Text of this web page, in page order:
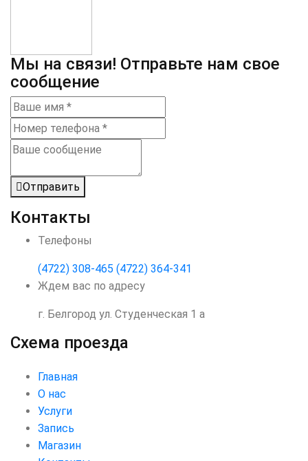
Мы на связи! Отправьте нам свое
сообщение
Отправить
Контакты
Телефоны
(4722) 308-465 (4722) 364-341
Ждем вас по адресу
г. Белгород ул. Студенческая 1 а
Схема проезда
Главная
О нас
Услуги
Запись
Магазин